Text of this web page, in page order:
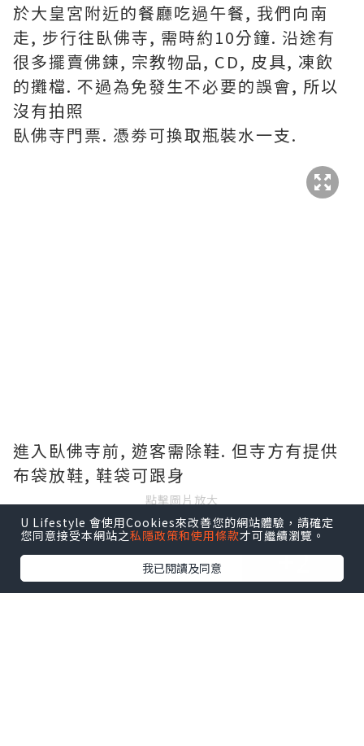
於大皇宮附近的餐廳吃過午餐, 我們向南
走, 步行往臥佛寺, 需時約10分鐘. 沿途有
很多擺賣佛鍊, 宗教物品, CD, 皮具, 凍飲
的攤檔. 不過為免發生不必要的誤會, 所以
沒有拍照
臥佛寺門票. 憑劵可換取瓶裝水一支.
進入臥佛寺前, 遊客需除鞋. 但寺方有提供
布袋放鞋, 鞋袋可跟身
點擊圖片放大
+2
U Lifestyle 會使用Cookies來改善您的網站體驗，請確定
您同意接受本網站之私隱政策和使用條款才可繼續瀏覽。
我已閱讀及同意